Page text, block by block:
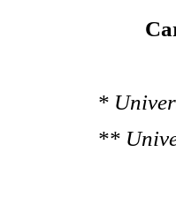
*
**